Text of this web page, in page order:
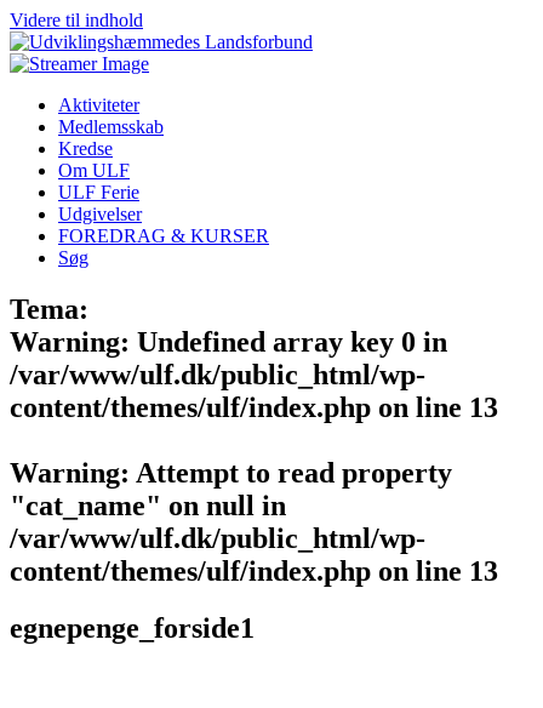
Videre til indhold
Aktiviteter
Medlemsskab
Kredse
Om ULF
ULF Ferie
Udgivelser
FOREDRAG & KURSER
Søg
Tema:
Warning: Undefined array key 0 in
/var/www/ulf.dk/public_html/wp-
content/themes/ulf/index.php on line 13
Warning: Attempt to read property
"cat_name" on null in
/var/www/ulf.dk/public_html/wp-
content/themes/ulf/index.php on line 13
egnepenge_forside1